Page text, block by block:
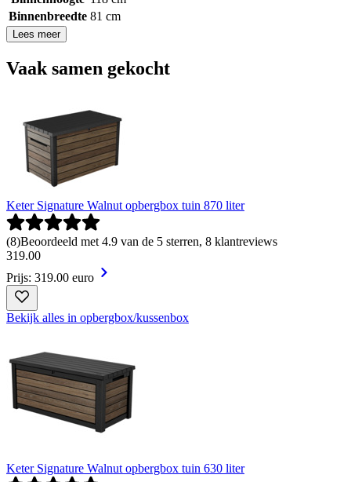
Binnenbreedte 81 cm
Lees meer
Vaak samen gekocht
Keter Signature Walnut opbergbox tuin 870 liter
(8)Beoordeeld met 4.9 van de 5 sterren, 8 klantreviews
319.00
Prijs: 319.00 euro
Bekijk alles in opbergbox/kussenbox
Keter Signature Walnut opbergbox tuin 630 liter